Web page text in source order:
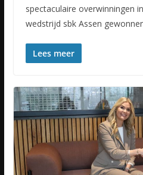
spectaculaire overwinningen
wedstrijd sbk Assen
Lees meer